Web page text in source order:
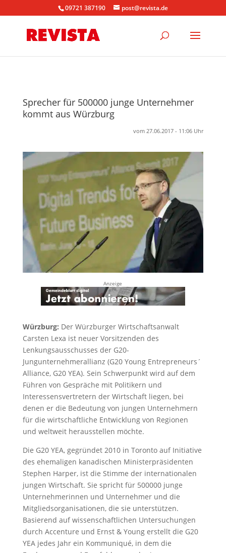
09721 387190 post@revista.de
Sprecher für 500000 junge Unternehmer
kommt aus Würzburg
vom 27.06.2017 - 11:06 Uhr
Anzeige
Würzburg: Der Würzburger Wirtschaftsanwalt
Carsten Lexa ist neuer Vorsitzenden des
Lenkungsausschusses der G20-
Jungunternehmerallianz (G20 Young Entrepreneurs´
Alliance, G20 YEA). Sein Schwerpunkt wird auf dem
Führen von Gespräche mit Politikern und
Interessensvertretern der Wirtschaft liegen, bei
denen er die Bedeutung von jungen Unternehmern
für die wirtschaftliche Entwicklung von Regionen
und weltweit herausstellen möchte.
Die G20 YEA, gegründet 2010 in Toronto auf Initiative
des ehemaligen kanadischen Ministerpräsidenten
Stephen Harper, ist die Stimme der internationalen
jungen Wirtschaft. Sie spricht für 500000 junge
Unternehmerinnen und Unternehmer und die
Mitgliedsorganisationen, die sie unterstützen.
Basierend auf wissenschaftlichen Untersuchungen
durch Accenture und Ernst & Young erstellt die G20
YEA jedes Jahr ein Kommuniqué, in dem die